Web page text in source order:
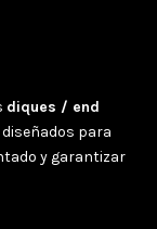
diques / end
diseñados para
y garantizar